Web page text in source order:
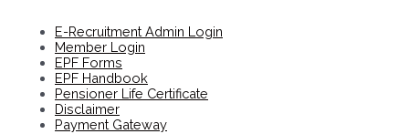
E-Recruitment Admin Login
Member Login
EPF Forms
EPF Handbook
Pensioner Life Certificate
Disclaimer
Payment Gateway